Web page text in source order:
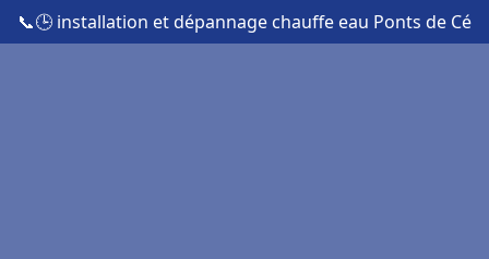
📞🕒 installation et dépannage chauffe eau Ponts de Cé